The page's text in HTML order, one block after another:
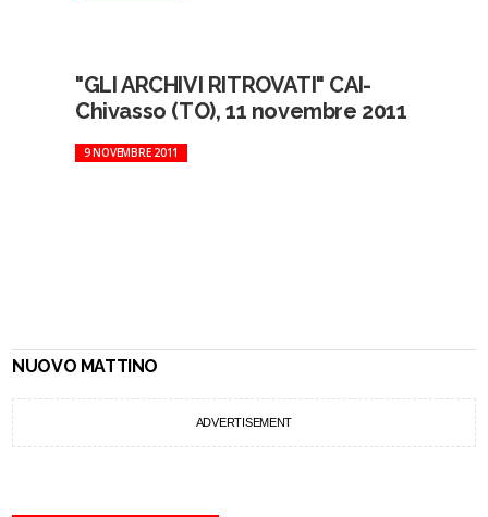
"GLI ARCHIVI RITROVATI" CAI-
Chivasso (TO), 11 novembre 2011
9 NOVEMBRE 2011
NUOVO MATTINO
ADVERTISEMENT